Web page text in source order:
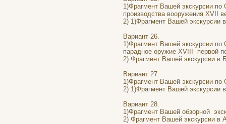
1)Фрагмент Вашей экскурсии
производства вооружения XVII
2) 1)Фрагмент Вашей экскурсии
Вариант 26.
1)Фрагмент Вашей экскурсии
парадное оружие XVIII- первой
2) Фрагмент Вашей экскурсии в
Вариант 27.
1)Фрагмент Вашей экскурсии
2) 1)Фрагмент Вашей экскурсии
Вариант 28.
1)Фрагмент Вашей обзорной
2) Фрагмент Вашей экскурсии в